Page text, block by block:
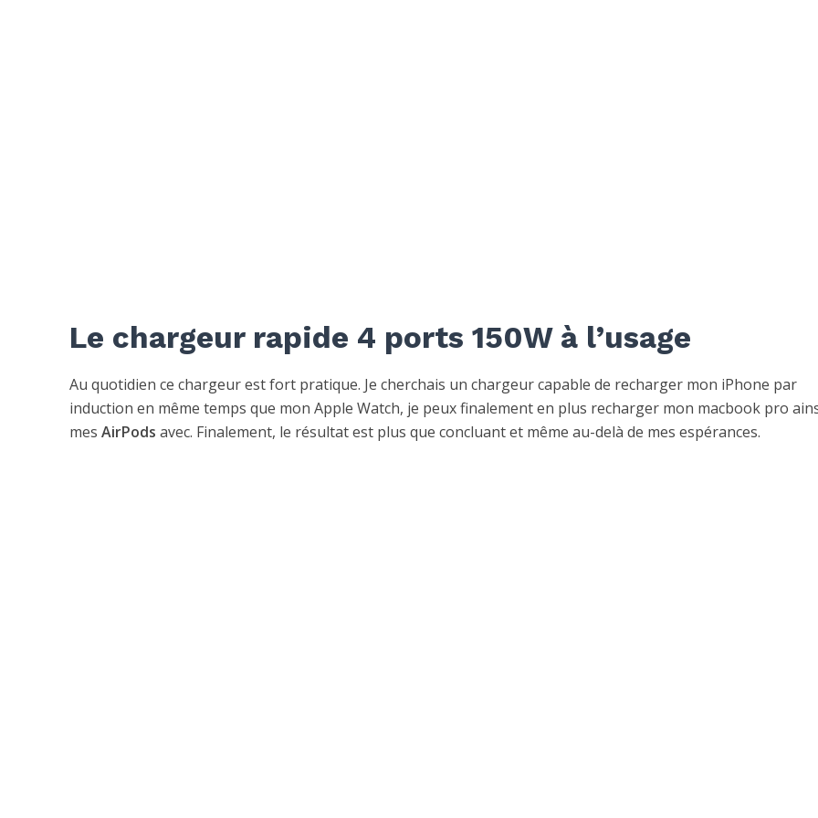
Le chargeur rapide 4 ports 150W à l’usage
Au quotidien ce chargeur est fort pratique. Je cherchais un chargeur capable de recharger mon iPhone par
induction en même temps que mon Apple Watch, je peux finalement en plus recharger mon macbook pro
mes AirPods avec. Finalement, le résultat est plus que concluant et même au-delà de mes espérances.